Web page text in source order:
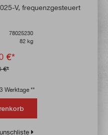
Bewertung von 5 von 5
V, frequenzgesteuert
78025230
82 kg
€*
€*
Werktage **